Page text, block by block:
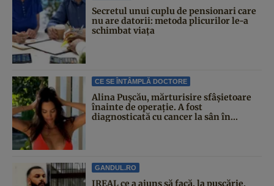
Secretul unui cuplu de pensionari care
nu are datorii: metoda plicurilor le-a
schimbat viața
CE SE ÎNTÂMPLĂ DOCTORE
Alina Pușcău, mărturisire sfâșietoare
înainte de operație. A fost
diagnosticată cu cancer la sân în...
GANDUL.RO
IREAL ce a ajuns să facă, la pușcărie,